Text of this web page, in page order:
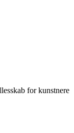
for kunstnere